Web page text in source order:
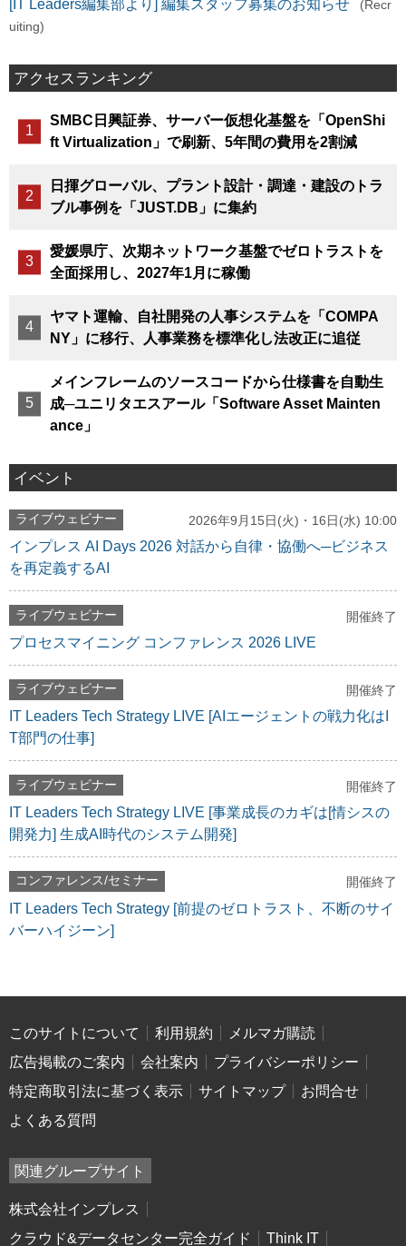
[IT Leaders編集部より] 編集スタッフ募集のお知らせ
(Recr
uiting)
アクセスランキング
SMBC日興証券、サーバー仮想化基盤を「OpenShi
ft Virtualization」で刷新、5年間の費用を2割減
日揮グローバル、プラント設計・調達・建設のトラ
ブル事例を「JUST.DB」に集約
愛媛県庁、次期ネットワーク基盤でゼロトラストを
全面採用し、2027年1月に稼働
ヤマト運輸、自社開発の人事システムを「COMPA
NY」に移行、人事業務を標準化し法改正に追従
メインフレームのソースコードから仕様書を自動生
成─ユニリタエスアール「Software Asset Mainten
ance」
イベント
ライブウェビナー 2026年9月15日(火)・16日(水) 10:00
インプレス AI Days 2026 対話から自律・協働へ─ビジネス
を再定義するAI
ライブウェビナー 開催終了
プロセスマイニング コンファレンス 2026 LIVE
ライブウェビナー 開催終了
IT Leaders Tech Strategy LIVE [AIエージェントの戦力化はI
T部門の仕事]
ライブウェビナー 開催終了
IT Leaders Tech Strategy LIVE [事業成長のカギは[情シスの
開発力] 生成AI時代のシステム開発]
コンファレンス/セミナー 開催終了
IT Leaders Tech Strategy [前提のゼロトラスト、不断のサイ
バーハイジーン]
このサイトについて 利用規約
メルマガ購読
広告掲載のご案内
会社案内
プライバシーポリシー
特定商取引法に基づく表示
サイトマップ
お問合せ
よくある質問
関連グループサイト
株式会社インプレス
クラウド&データセンター完全ガイド
Think IT